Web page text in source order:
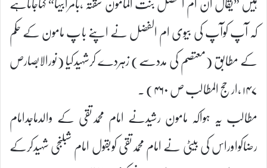
کہ آپ کوآپ کی بیوی ام الفضل نے اپنے باپ مامون کے حکم
کے مطابق (معتصم کی مددسے) زہردے کرشہیدکیا (نورالابصارص
۱۴۷ ،ارحج المطالب ص ۴۶۰) ۔
مطالب یہ ہواکہ مامون رشیدنے امام محمدتقی کے والدماجدامام
رضاکواوراس کی بیٹی نے امام محمدتقی کوبقول امام شبلنجی شہیدکرکے